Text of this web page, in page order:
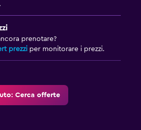
prenotare?
prezzi per monitorare i prezzi.
Cerca offerte